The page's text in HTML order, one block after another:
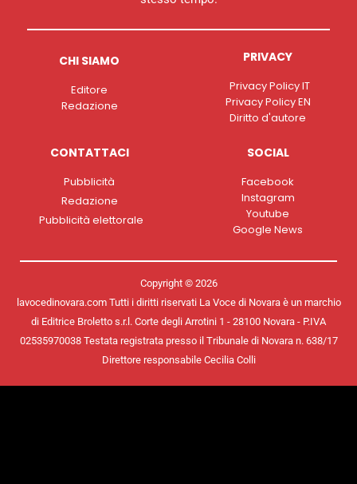
CHI SIAMO
Editore
Redazione
PRIVACY
Privacy Policy IT
Privacy Policy EN
Diritto d'autore
CONTATTACI
Pubblicità
Redazione
Pubblicità elettorale
SOCIAL
Facebook
Instagram
Youtube
Google News
Copyright © 2026
lavocedinovara.com Tutti i diritti riservati La Voce di Novara è un marchio
di Editrice Broletto s.r.l. Corte degli Arrotini 1 - 28100 Novara - P.IVA
02535970038 Testata registrata presso il Tribunale di Novara n. 638/17
Direttore responsabile Cecilia Colli